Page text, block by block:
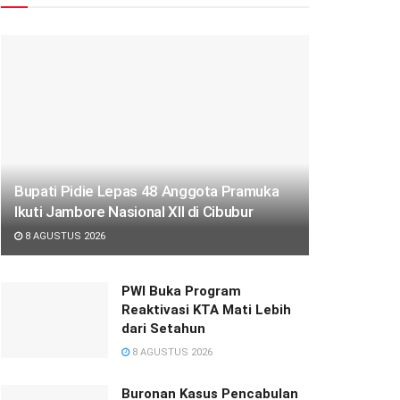
Bupati Pidie Lepas 48 Anggota Pramuka
Ikuti Jambore Nasional XII di Cibubur
8 AGUSTUS 2026
PWI Buka Program
Reaktivasi KTA Mati Lebih
dari Setahun
8 AGUSTUS 2026
Buronan Kasus Pencabulan